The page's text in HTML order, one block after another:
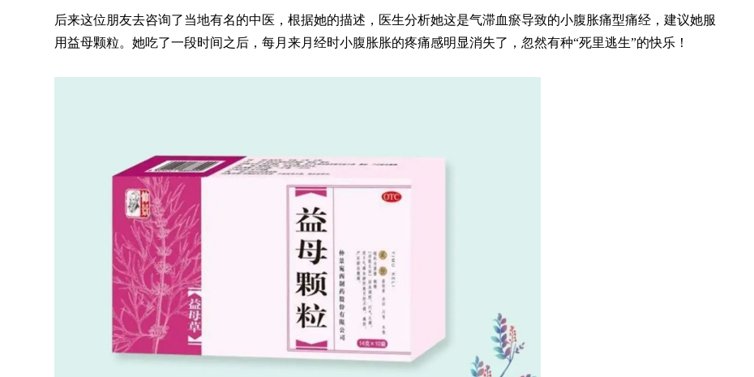
后来这位朋友去咨询了当地有名的中医，根据她的描述，医生分析她这是气滞血瘀导致的小腹胀痛型痛经，建议她服
用益母颗粒。她吃了一段时间之后，每月来月经时小腹胀胀的疼痛感明显消失了，忽然有种“死里逃生”的快乐！